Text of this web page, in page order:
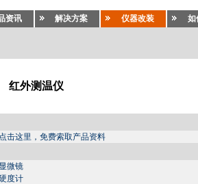
资讯 解决方案 仪器改装 如
红外测温仪
点击这里，免费索取产品资料
显微镜
度计